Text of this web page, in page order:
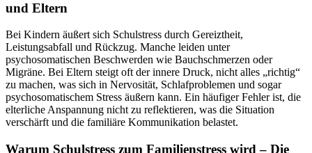
und Eltern
Bei Kindern äußert sich Schulstress durch Gereiztheit,
Leistungsabfall und Rückzug. Manche leiden unter
psychosomatischen Beschwerden wie Bauchschmerzen oder
Migräne. Bei Eltern steigt oft der innere Druck, nicht alles „richtig“
zu machen, was sich in Nervosität, Schlafproblemen und sogar
psychosomatischem Stress äußern kann. Ein häufiger Fehler ist, die
elterliche Anspannung nicht zu reflektieren, was die Situation
verschärft und die familiäre Kommunikation belastet.
Warum Schulstress zum Familienstress wird – Die